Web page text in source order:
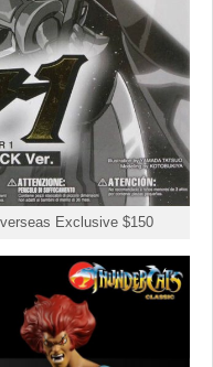
Exclusive $150